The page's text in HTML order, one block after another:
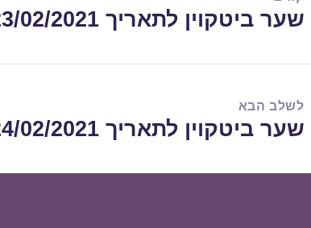
הפוסט
שער ביטקוין לתאריך 23/02/2021
לשלב הבא
הפוסט
שער ביטקוין לתאריך 24/02/2021